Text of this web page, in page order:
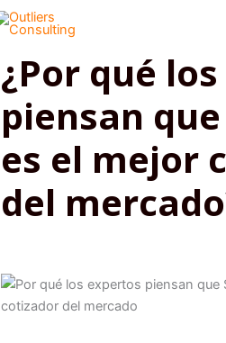
al
¿Por qué
piensan que
es el mejor
del